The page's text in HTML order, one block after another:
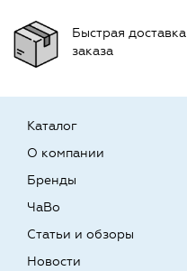
Быстрая доставка
заказа
Каталог
О компании
Бренды
ЧаВо
Статьи и обзоры
Новости